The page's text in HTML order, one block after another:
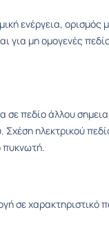
ενέργεια, ορισμός
για μη ομογενές
σε πεδίο άλλου
ηλεκτρικού
πυκνωτή.
σε χαρακτηριστικό